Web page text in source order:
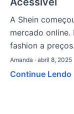
A Shein
mercado
fashion a
Amanda · abril 8, 2025
Continue Lendo